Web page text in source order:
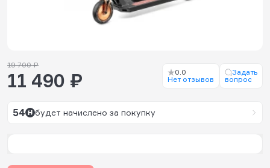
19 700 ₽
11 490 ₽
0.0
Нет отзывов
Задать
вопрос
54 будет начислено за покупку